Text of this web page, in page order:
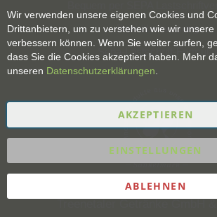
Banküberweisung
Sepa-Lastschrift-Formular
Wir verwenden unsere eigenen Cookies und
Drittanbietern, um zu verstehen wie wir unsere
verbessern können. Wenn Sie weiter surfen,
dass Sie die Cookies akzeptiert haben. Mehr
unseren Datenschutzerklärungen
AKZEPTIEREN
EINSTELLUNGEN
ABLEHNEN